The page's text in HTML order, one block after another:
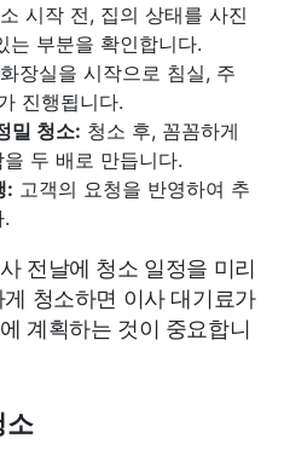
시작 전, 집의 상태를 사진
는 부분을 확인합니다.
화장실을 시작으로 침실, 주
진행됩니다.
밀 청소: 청소 후, 꼼꼼하게
두 배로 만듭니다.
: 고객의 요청을 반영하여 추
전날에 청소 일정을 미리
청소하면 이사 대기료가
계획하는 것이 중요합니
소